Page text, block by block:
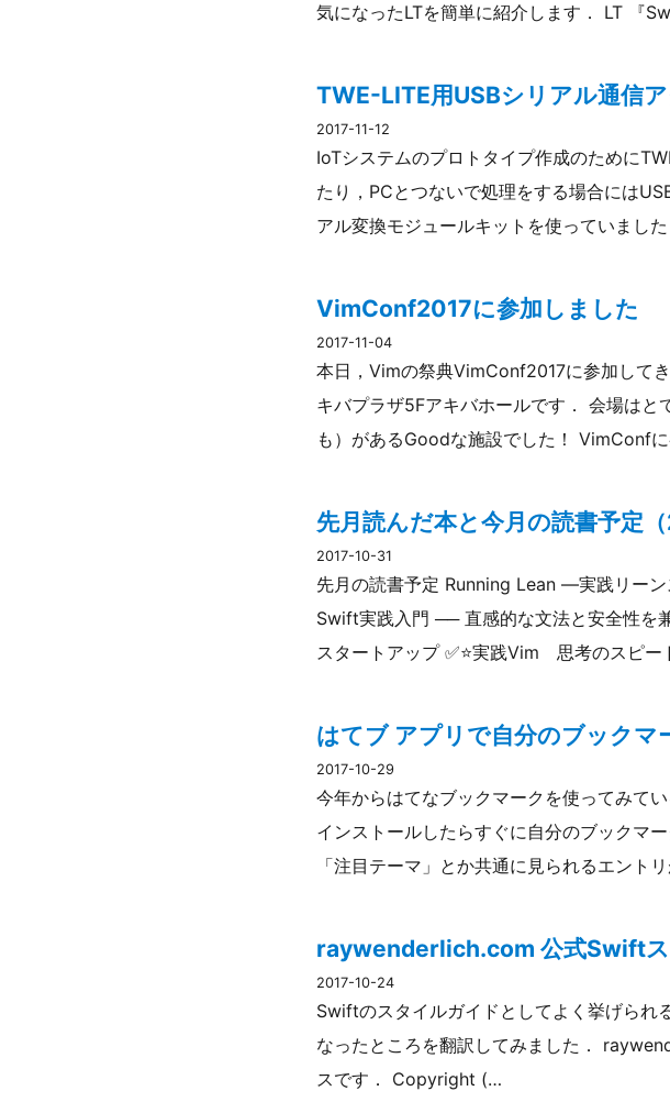
気になったLTを簡単に紹介します． LT 『
TWE-LITE用USBシリアル通信
2017-11-12
IoTシステムのプロトタイプ作成のために
たり，PCとつないで処理をする場合には
アル変換モジュールキットを使っていまし
VimConf2017に参加しました
2017-11-04
本日，Vimの祭典VimConf2017に参加して
キバプラザ5Fアキバホールです． 会場は
も）があるGoodな施設でした！ VimConf
先月読んだ本と今月の読書予定（
2017-10-31
先月の読書予定 Running Lean ―実践リー
Swift実践入門 ── 直感的な文法と安全性を
スタートアップ ✅⭐実践Vim 思考のスピー
はてブ アプリで自分のブックマ
2017-10-29
今年からはてなブックマークを使ってみて
インストールしたらすぐに自分のブックマ
「注目テーマ」とか共通に見られるエント
raywenderlich.com 公式Swift
2017-10-24
Swiftのスタイルガイドとしてよく挙げら
なったところを翻訳してみました．
スです． Copyright (…